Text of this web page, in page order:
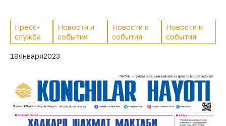
Пресс-
служба
Новости и
события
Новости и
события
Новости и
события
18января2023